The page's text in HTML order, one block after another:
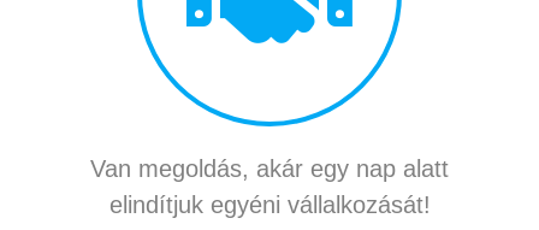
Van megoldás, akár egy nap alatt
elindítjuk egyéni vállalkozását!